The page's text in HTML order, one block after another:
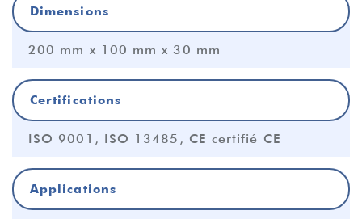
Dimensions
200 mm x 100 mm x 30 mm
Certifications
ISO 9001, ISO 13485, CE certifié CE
Applications